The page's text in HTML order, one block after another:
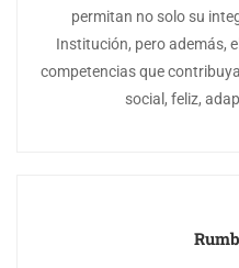
permitan no solo su
Institución, pero además,
competencias que
social, feliz,